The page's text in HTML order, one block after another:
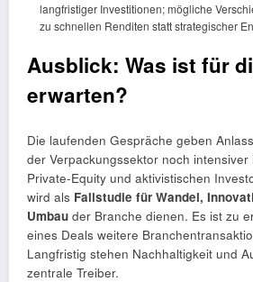
langfristiger Investitionen; mögliche
zu schnellen Renditen statt strategischer
Ausblick: Was ist für
erwarten?
Die laufenden Gespräche geben
der Verpackungssektor noch intensiver
Private-Equity und aktivistischen
wird als Fallstudie für Wandel,
Umbau der Branche dienen. Es ist zu
eines Deals weitere
Langfristig stehen Nachhaltigkeit und
zentrale Treiber.